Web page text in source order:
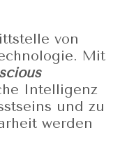
von
Mit
Intelligenz
und zu
werden